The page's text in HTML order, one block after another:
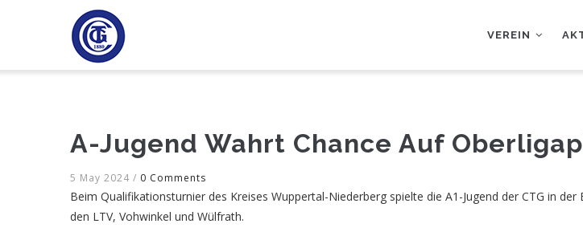
VEREIN
A-Jugend Wahrt Chance Auf
5 May 2024 / 0 Comments
Beim Qualifikationsturnier des Kreises Wuppertal-Niederberg spielte die A1-Jugend der CTG in
den LTV, Vohwinkel und Wülfrath.